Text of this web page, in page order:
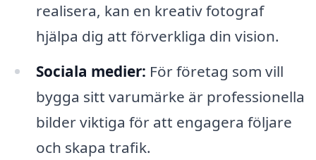
realisera, kan en kreativ fotograf
hjälpa dig att förverkliga din vision.
Sociala medier: För företag som vill
bygga sitt varumärke är professionella
bilder viktiga för att engagera följare
och skapa trafik.